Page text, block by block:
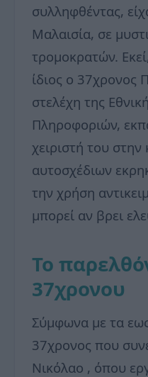
συλληφθέντας,
Μαλαισία, σε
τρομοκρατών.
ίδιος ο 37χρονος
στελέχη της
Πληροφοριών,
χειριστή του
αυτοσχέδιων
την χρήση
μπορεί αν βρει
Το
37χρονου
Σύμφωνα με τα
37χρονος που
Νικόλαο , όπου